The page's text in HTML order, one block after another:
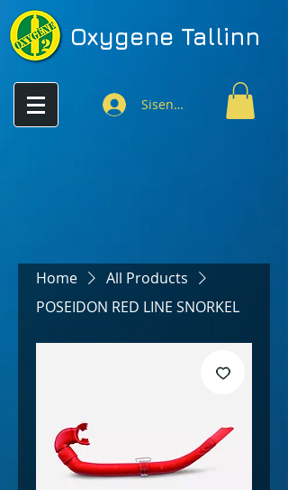
Oxygene Tallinn
Sisenen
Home
All Products
POSEIDON RED LINE SNORKEL